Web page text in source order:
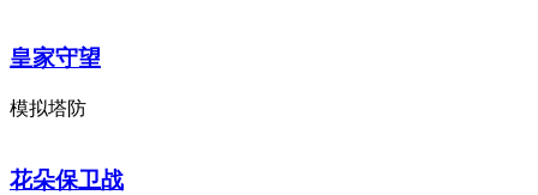
皇家守望
模拟塔防
花朵保卫战